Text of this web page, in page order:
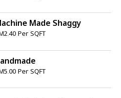
Made Shaggy
Per SQFT
Per SQFT